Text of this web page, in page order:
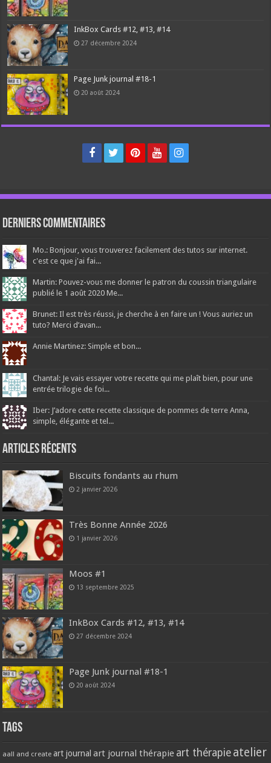
InkBox Cards #12, #13, #14
27 décembre 2024
Page Junk journal #18-1
20 août 2024
Derniers Commentaires
Mo.: Bonjour, vous trouverez facilement des tutos sur internet.
c'est ce que j'ai fai...
Martin: Pouvez-vous me donner le patron du coussin triangulaire
publié le 1 août 2020 Me...
Brunet: Il est très réussi, je cherche à en faire un ! Vous auriez un
tuto? Merci d’avan...
Annie Martinez: Simple et bon...
Chantal: Je vais essayer votre recette qui me plaît bien, pour une
entrée trilogie de foi...
Iber: J’adore cette recette classique de pommes de terre Anna,
simple, élégante et tel...
Articles récents
Biscuits fondants au rhum
2 janvier 2026
Très Bonne Année 2026
1 janvier 2026
Moos #1
13 septembre 2025
InkBox Cards #12, #13, #14
27 décembre 2024
Page Junk journal #18-1
20 août 2024
Tags
aall and create art journal art journal thérapie art thérapie atelier